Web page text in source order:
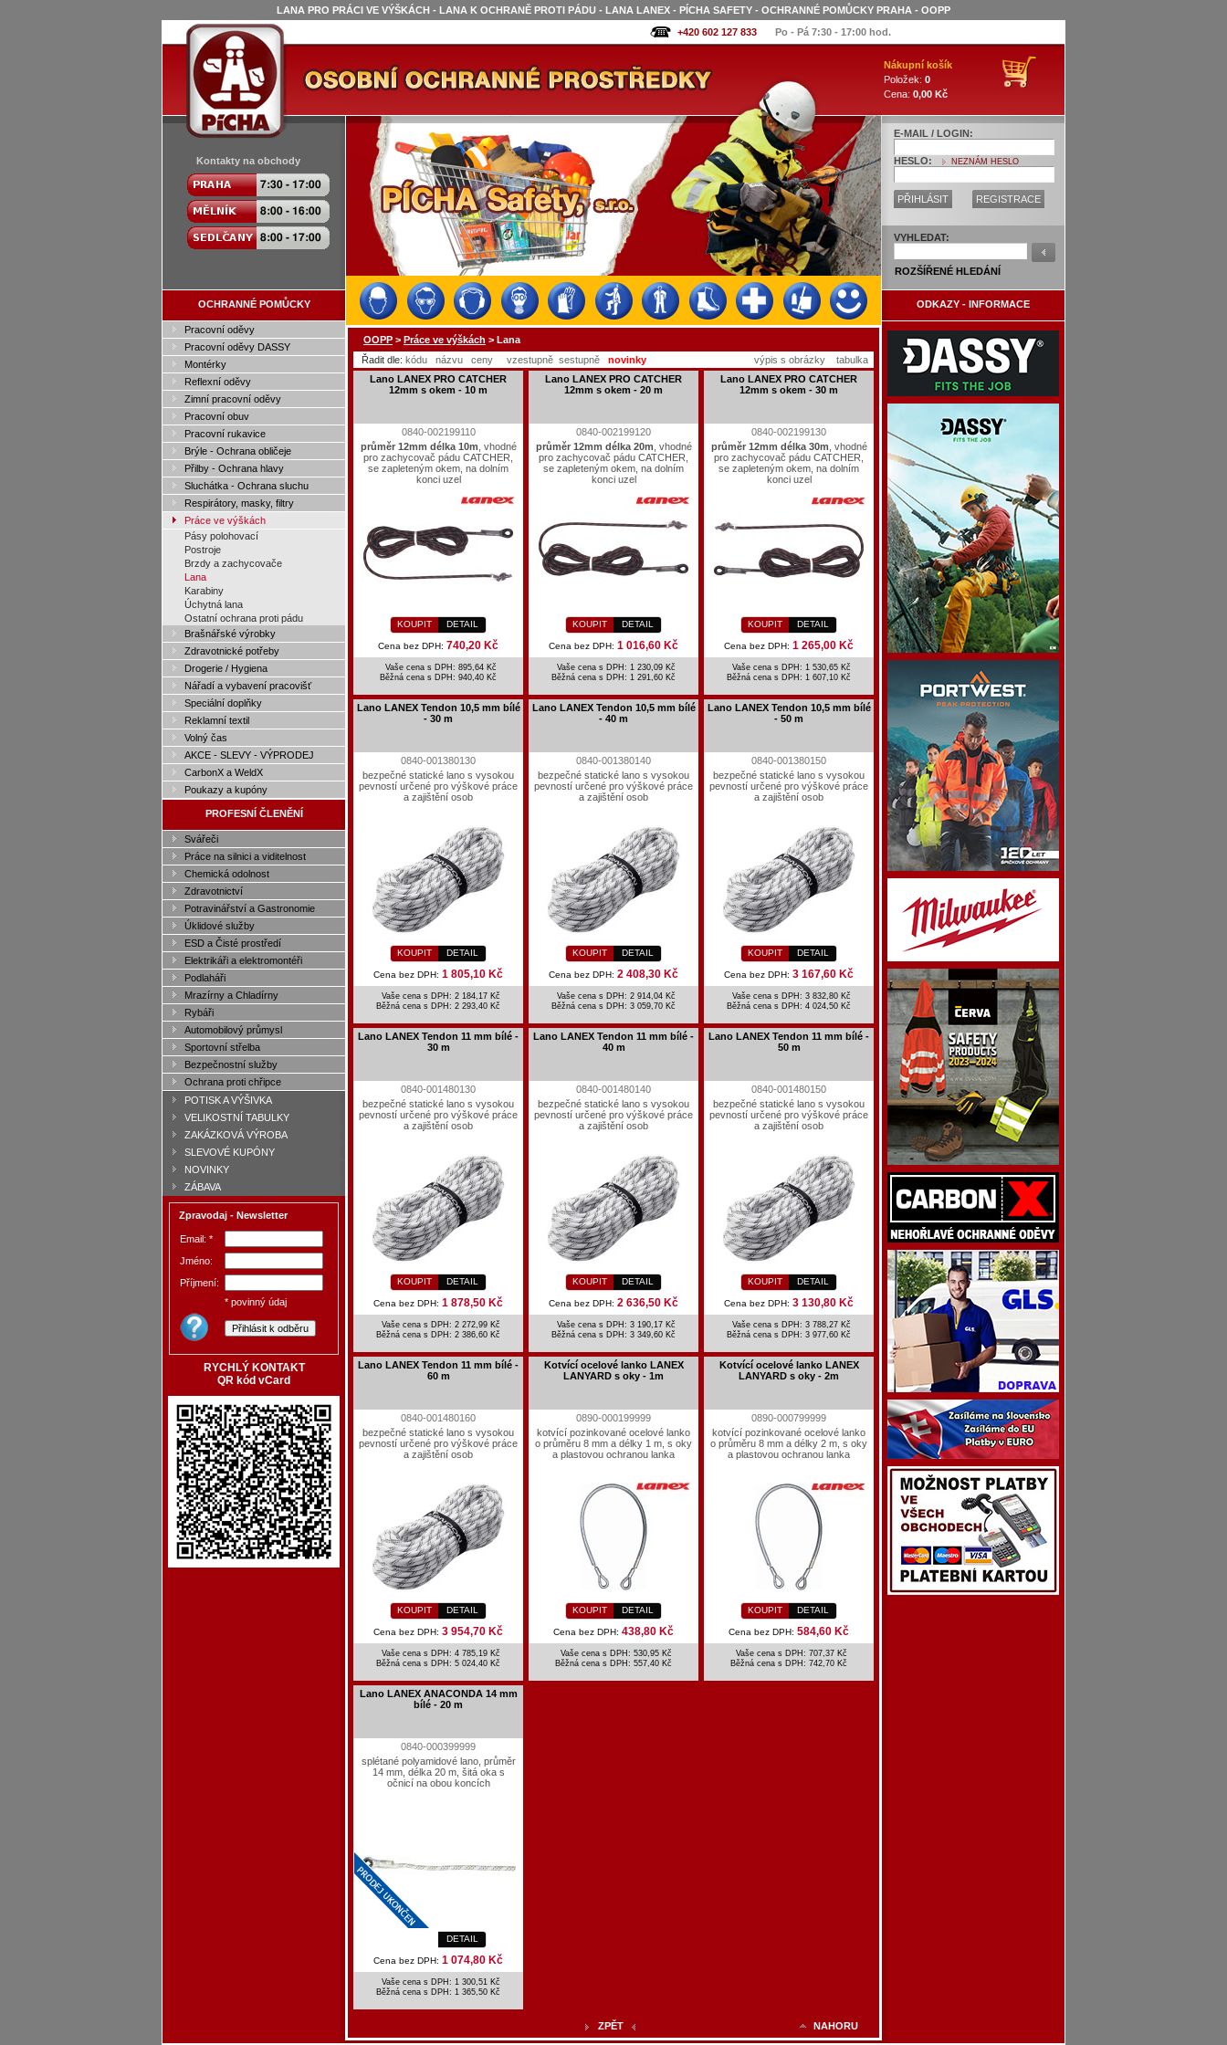
LANA PRO PRÁCI VE VÝŠKÁCH - LANA K OCHRANĚ PROTI PÁDU - LANA LANEX - PÍCHA SAFETY - OCHRANNÉ POMŮCKY PRAHA - OOPP
+420 602 127 833
Po - Pá 7:30 - 17:00 hod.
Kontakty na obchody
OCHRANNÉ POMŮCKY
Pracovní oděvy
Pracovní oděvy DASSY
Montérky
Reflexní oděvy
Zimní pracovní oděvy
Pracovní obuv
Pracovní rukavice
Brýle - Ochrana obličeje
Přilby - Ochrana hlavy
Sluchátka - Ochrana sluchu
Respirátory, masky, filtry
Práce ve výškách
Pásy polohovací
Postroje
Brzdy a zachycovače
Lana
Karabiny
Úchytná lana
Ostatní ochrana proti pádu
Brašnářské výrobky
Zdravotnické potřeby
Drogerie / Hygiena
Nářadí a vybavení pracovišť
Speciální doplňky
Reklamní textil
Volný čas
AKCE - SLEVY - VÝPRODEJ
CarbonX a WeldX
Poukazy a kupóny
PROFESNÍ ČLENĚNÍ
Svářeči
Práce na silnici a viditelnost
Chemická odolnost
Zdravotnictví
Potravinářství a Gastronomie
Úklidové služby
ESD a Čisté prostředí
Elektrikáři a elektromontéři
Podlaháři
Mrazírny a Chladírny
Rybáři
Automobilový průmysl
Sportovní střelba
Bezpečnostní služby
Ochrana proti chřipce
POTISK A VÝŠIVKA
VELIKOSTNÍ TABULKY
ZAKÁZKOVÁ VÝROBA
SLEVOVÉ KUPÓNY
NOVINKY
ZÁBAVA
Zpravodaj - Newsletter
Email: *
Jméno:
Příjmení:
* povinný údaj
RYCHLÝ KONTAKT
QR kód vCard
OOPP > Práce ve výškách > Lana
Řadit dle: kódu názvu ceny vzestupně sestupně novinky výpis s obrázky
tabulka
Lano LANEX PRO CATCHER
12mm s okem - 10 m
0840-002199110
průměr 12mm délka 10m , vhodné
pro zachycovač pádu CATCHER,
se zapleteným okem, na dolním
konci uzel
KOUPIT DETAIL
Cena bez DPH: 740,20 Kč
Vaše cena s DPH: 895,64 Kč
Běžná cena s DPH: 940,40 Kč
Lano LANEX PRO CATCHER
12mm s okem - 20 m
0840-002199120
průměr 12mm délka 20m , vhodné
pro zachycovač pádu CATCHER,
se zapleteným okem, na dolním
konci uzel
KOUPIT DETAIL
Cena bez DPH: 1 016,60 Kč
Vaše cena s DPH: 1 230,09 Kč
Běžná cena s DPH: 1 291,60 Kč
Lano LANEX PRO CATCHER
12mm s okem - 30 m
0840-002199130
průměr 12mm délka 30m , vhodné
pro zachycovač pádu CATCHER,
se zapleteným okem, na dolním
konci uzel
KOUPIT DETAIL
Cena bez DPH: 1 265,00 Kč
Vaše cena s DPH: 1 530,65 Kč
Běžná cena s DPH: 1 607,10 Kč
Lano LANEX Tendon 10,5 mm bílé
- 30 m
0840-001380130
bezpečné statické lano s vysokou
pevností určené pro výškové práce
a zajištění osob
KOUPIT DETAIL
Cena bez DPH: 1 805,10 Kč
Vaše cena s DPH: 2 184,17 Kč
Běžná cena s DPH: 2 293,40 Kč
Lano LANEX Tendon 10,5 mm bílé
- 40 m
0840-001380140
bezpečné statické lano s vysokou
pevností určené pro výškové práce
a zajištění osob
KOUPIT DETAIL
Cena bez DPH: 2 408,30 Kč
Vaše cena s DPH: 2 914,04 Kč
Běžná cena s DPH: 3 059,70 Kč
Lano LANEX Tendon 10,5 mm bílé
- 50 m
0840-001380150
bezpečné statické lano s vysokou
pevností určené pro výškové práce
a zajištění osob
KOUPIT DETAIL
Cena bez DPH: 3 167,60 Kč
Vaše cena s DPH: 3 832,80 Kč
Běžná cena s DPH: 4 024,50 Kč
Lano LANEX Tendon 11 mm bílé -
30 m
0840-001480130
bezpečné statické lano s vysokou
pevností určené pro výškové práce
a zajištění osob
KOUPIT DETAIL
Cena bez DPH: 1 878,50 Kč
Vaše cena s DPH: 2 272,99 Kč
Běžná cena s DPH: 2 386,60 Kč
Lano LANEX Tendon 11 mm bílé -
40 m
0840-001480140
bezpečné statické lano s vysokou
pevností určené pro výškové práce
a zajištění osob
KOUPIT DETAIL
Cena bez DPH: 2 636,50 Kč
Vaše cena s DPH: 3 190,17 Kč
Běžná cena s DPH: 3 349,60 Kč
Lano LANEX Tendon 11 mm bílé -
50 m
0840-001480150
bezpečné statické lano s vysokou
pevností určené pro výškové práce
a zajištění osob
KOUPIT DETAIL
Cena bez DPH: 3 130,80 Kč
Vaše cena s DPH: 3 788,27 Kč
Běžná cena s DPH: 3 977,60 Kč
Lano LANEX Tendon 11 mm bílé -
60 m
0840-001480160
bezpečné statické lano s vysokou
pevností určené pro výškové práce
a zajištění osob
KOUPIT DETAIL
Cena bez DPH: 3 954,70 Kč
Vaše cena s DPH: 4 785,19 Kč
Běžná cena s DPH: 5 024,40 Kč
Kotvící ocelové lanko LANEX
LANYARD s oky - 1m
0890-000199999
kotvící pozinkované ocelové lanko
o průměru 8 mm a délky 1 m, s oky
a plastovou ochranou lanka
KOUPIT DETAIL
Cena bez DPH: 438,80 Kč
Vaše cena s DPH: 530,95 Kč
Běžná cena s DPH: 557,40 Kč
Kotvící ocelové lanko LANEX
LANYARD s oky - 2m
0890-000799999
kotvící pozinkované ocelové lanko
o průměru 8 mm a délky 2 m, s oky
a plastovou ochranou lanka
KOUPIT DETAIL
Cena bez DPH: 584,60 Kč
Vaše cena s DPH: 707,37 Kč
Běžná cena s DPH: 742,70 Kč
Lano LANEX ANACONDA 14 mm
bílé - 20 m
0840-000399999
splétané polyamidové lano, průměr
14 mm, délka 20 m, šitá oka s
očnicí na obou koncích
DETAIL
Cena bez DPH: 1 074,80 Kč
Vaše cena s DPH: 1 300,51 Kč
Běžná cena s DPH: 1 365,50 Kč
ZPĚT NAHORU
Nákupní košík
Položek: 0
Cena: 0,00 Kč
E-MAIL / LOGIN:
HESLO: NEZNÁM HESLO
PŘIHLÁSIT REGISTRACE
VYHLEDAT:
ROZŠÍŘENÉ HLEDÁNÍ
ODKAZY - INFORMACE